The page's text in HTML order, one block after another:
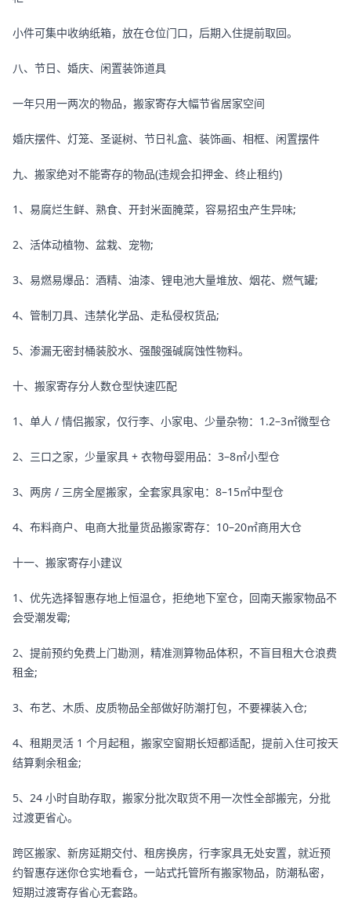
小件可集中收纳纸箱，放在仓位门口，后期入住提前取回。
八、节日、婚庆、闲置装饰道具
一年只用一两次的物品，搬家寄存大幅节省居家空间
婚庆摆件、灯笼、圣诞树、节日礼盒、装饰画、相框、闲置摆件
九、搬家绝对不能寄存的物品(违规会扣押金、终止租约)
1、易腐烂生鲜、熟食、开封米面腌菜，容易招虫产生异味;
2、活体动植物、盆栽、宠物;
3、易燃易爆品：酒精、油漆、锂电池大量堆放、烟花、燃气罐;
4、管制刀具、违禁化学品、走私侵权货品;
5、渗漏无密封桶装胶水、强酸强碱腐蚀性物料。
十、搬家寄存分人数仓型快速匹配
1、单人 / 情侣搬家，仅行李、小家电、少量杂物：1.2–3㎡微型仓
2、三口之家，少量家具 + 衣物母婴用品：3–8㎡小型仓
3、两房 / 三房全屋搬家，全套家具家电：8–15㎡中型仓
4、布料商户、电商大批量货品搬家寄存：10–20㎡商用大仓
十一、搬家寄存小建议
1、优先选择智惠存地上恒温仓，拒绝地下室仓，回南天搬家物品不
会受潮发霉;
2、提前预约免费上门勘测，精准测算物品体积，不盲目租大仓浪费
租金;
3、布艺、木质、皮质物品全部做好防潮打包，不要裸装入仓;
4、租期灵活 1 个月起租，搬家空窗期长短都适配，提前入住可按天
结算剩余租金;
5、24 小时自助存取，搬家分批次取货不用一次性全部搬完，分批
过渡更省心。
跨区搬家、新房延期交付、租房换房，行李家具无处安置，就近预
约智惠存迷你仓实地看仓，一站式托管所有搬家物品，防潮私密，
短期过渡寄存省心无套路。